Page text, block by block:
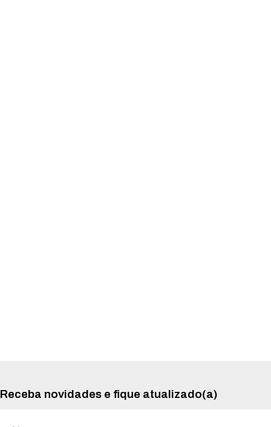
Receba novidades e fique atualizado(a)